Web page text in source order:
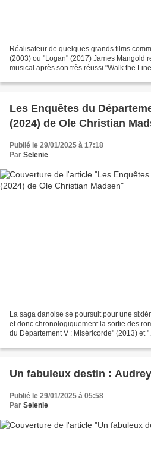
Réalisateur de quelques grands films
(2003) ou "Logan" (2017) James Mangold
musical après son très réussi "Walk the
Les Enquêtes du
(2024) de Ole Christian
Publié le 29/01/2025 à 17:18
Par Selenie
La saga danoise se poursuit pour une
et donc chronologiquement la sortie des
du Département V : Miséricorde" (2013) et
Un fabuleux destin :
Publié le 29/01/2025 à 05:58
Par Selenie